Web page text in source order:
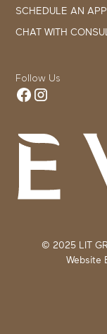
SCHEDULE AN
CHAT WITH
Follow Us
© 2025 LIT
Website